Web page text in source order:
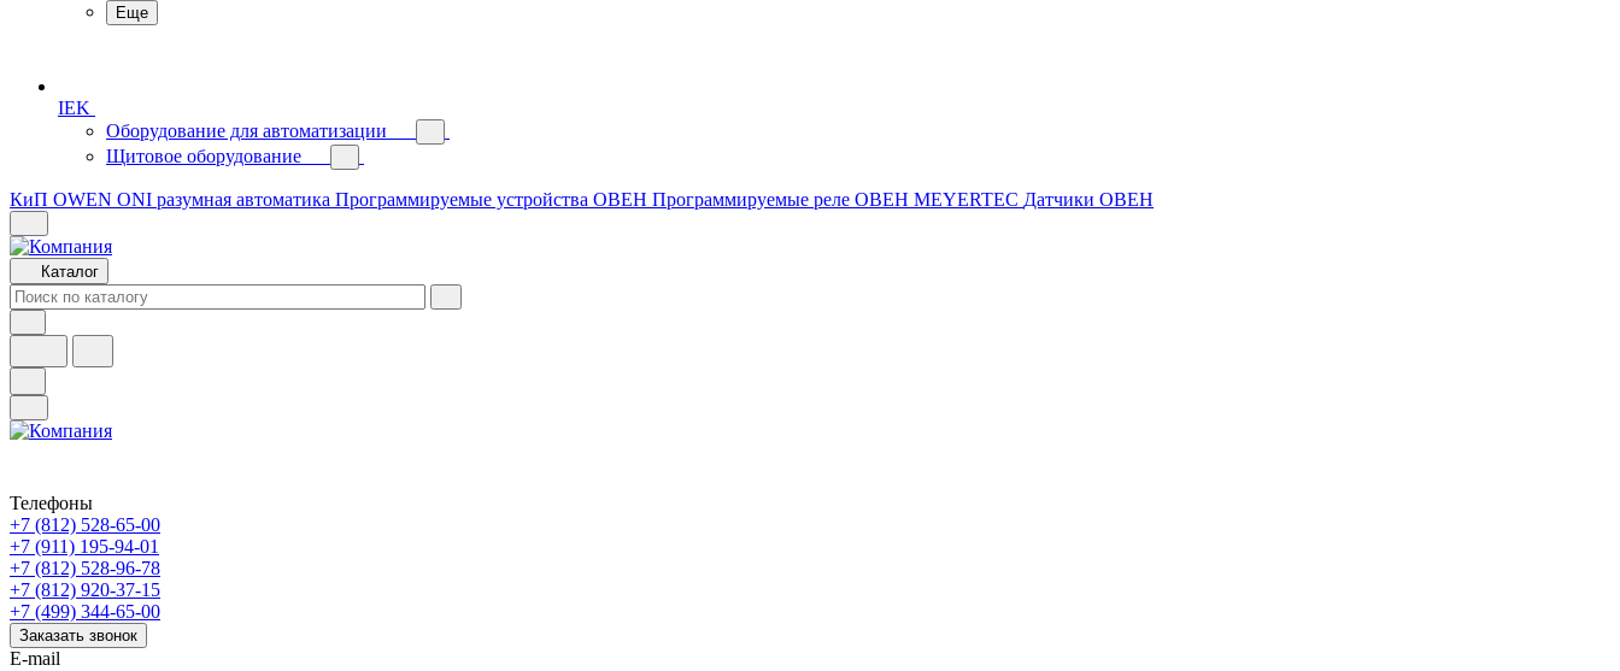
Еще
IEK
Оборудование для автоматизации
Щитовое оборудование
КиП OWEN ONI разумная автоматика Программируемые устройства ОВЕН Программируемые реле ОВЕН MEYERTEC Датчики ОВЕН
Каталог
Телефоны
+7 (812) 528-65-00
+7 (911) 195-94-01
+7 (812) 528-96-78
+7 (812) 920-37-15
+7 (499) 344-65-00
Заказать звонок
E-mail